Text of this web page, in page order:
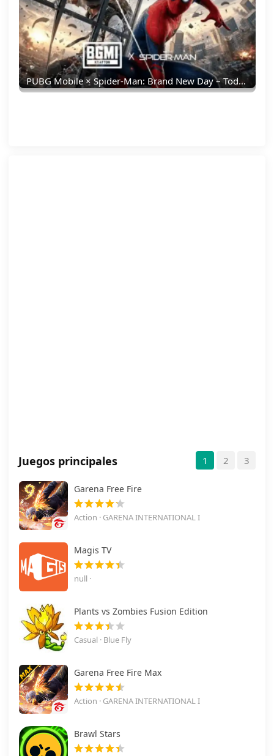
PUBG Mobile × Spider-Man: Brand New Day – Todo Lo Que Debes Saber: Skins, Fecha, Recompensas Y Más
Juegos principales 1 2 3
Garena Free Fire
Action · GARENA INTERNATIONAL I
Magis TV
null ·
Plants vs Zombies Fusion Edition
Casual · Blue Fly
Garena Free Fire Max
Action · GARENA INTERNATIONAL I
Brawl Stars